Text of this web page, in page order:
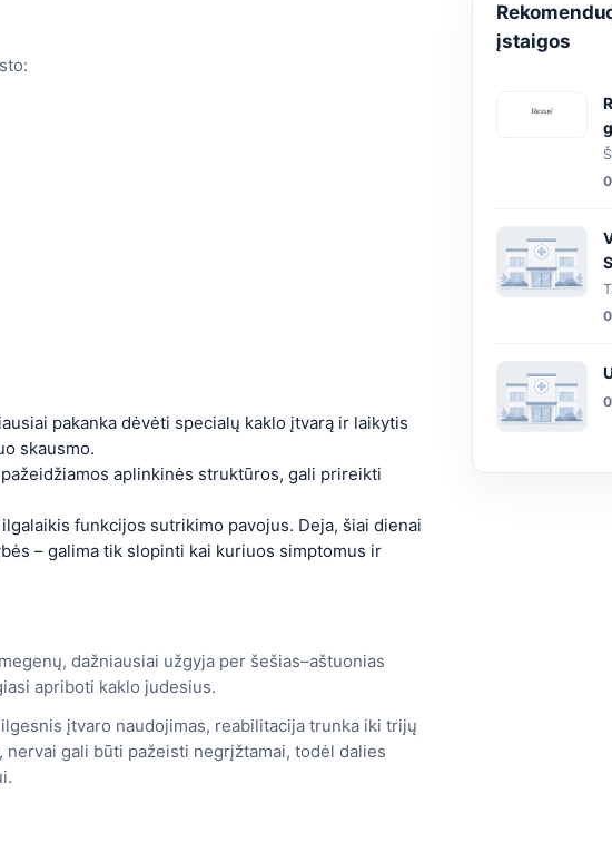
pakanka dėvėti specialų kaklo įtvarą ir laikytis
skausmo.
aplinkinės struktūros, gali prireikti
funkcijos sutrikimo pavojus. Deja, šiai dienai
– galima tik slopinti kai kuriuos simptomus ir
dažniausiai užgyja per šešias–aštuonias
apriboti kaklo judesius.
įtvaro naudojimas, reabilitacija trunka iki trijų
gali būti pažeisti negrįžtamai, todėl dalies
įstaigos